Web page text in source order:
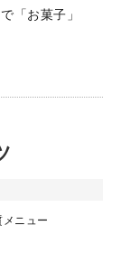
「お菓子」
ニュー